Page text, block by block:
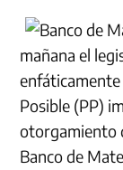
mañana el
Posible (PP)
otorgamiento
Banco de